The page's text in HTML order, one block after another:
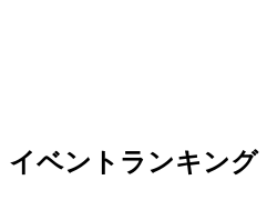
イベントランキング